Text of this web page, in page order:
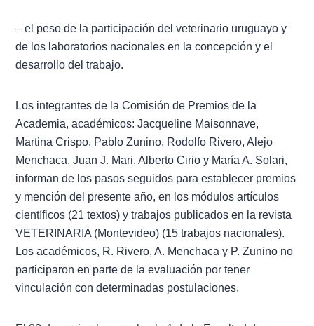
– el peso de la participación del veterinario uruguayo y
de los laboratorios nacionales en la concepción y el
desarrollo del trabajo.
Los integrantes de la Comisión de Premios de la
Academia, académicos: Jacqueline Maisonnave,
Martina Crispo, Pablo Zunino, Rodolfo Rivero, Alejo
Menchaca, Juan J. Mari, Alberto Cirio y María A. Solari,
informan de los pasos seguidos para establecer premios
y mención del presente año, en los módulos artículos
científicos (21 textos) y trabajos publicados en la revista
VETERINARIA (Montevideo) (15 trabajos nacionales).
Los académicos, R. Rivero, A. Menchaca y P. Zunino no
participaron en parte de la evaluación por tener
vinculación con determinadas postulaciones.